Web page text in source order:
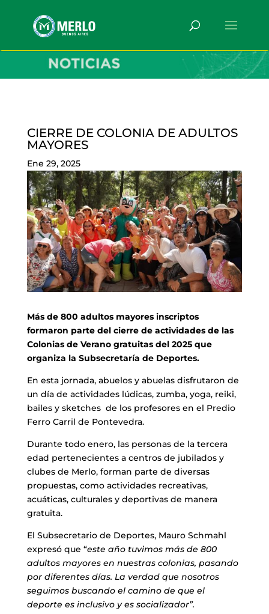
CIERRE DE COLONIA DE ADULTOS
MAYORES
Ene 29, 2025
Más de 800 adultos mayores inscriptos
formaron parte del cierre de actividades de las
Colonias de Verano gratuitas del 2025 que
organiza la Subsecretaría de Deportes.
En esta jornada, abuelos y abuelas disfrutaron de
un día de actividades lúdicas, zumba, yoga, reiki,
bailes y sketches de los profesores en el Predio
Ferro Carril de Pontevedra.
Durante todo enero, las personas de la tercera
edad pertenecientes a centros de jubilados y
clubes de Merlo, forman parte de diversas
propuestas, como actividades recreativas,
acuáticas, culturales y deportivas de manera
gratuita.
El Subsecretario de Deportes, Mauro Schmahl
expresó que “este año tuvimos más de 800
adultos mayores en nuestras colonias, pasando
por diferentes días. La verdad que nosotros
seguimos buscando el camino de que el
deporte es inclusivo y es socializador”.